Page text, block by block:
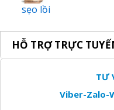
sẹo lồi
HỖ TRỢ TRỰC
TƯ
Viber-Zalo-